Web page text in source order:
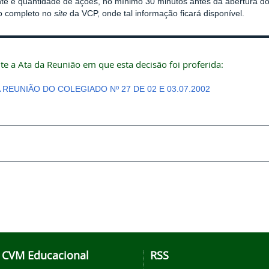
completo no site da VCP, onde tal informação ficará disponível.
a Ata da Reunião em que esta decisão foi proferida:
REUNIÃO DO COLEGIADO Nº 27 DE 02 E 03.07.2002
CVM Educacional RSS